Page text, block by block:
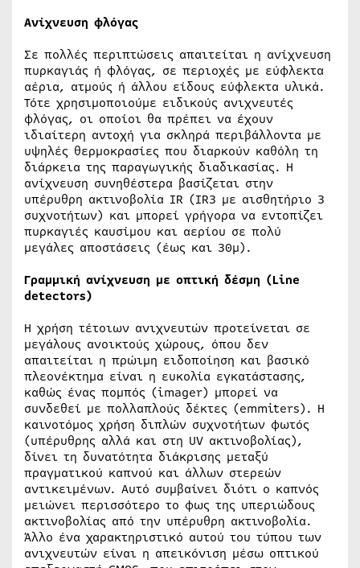
Ανίχνευση φλόγας
Σε πολλές περιπτώσεις απαιτείται η ανίχνευση
πυρκαγιάς ή φλόγας, σε περιοχές με εύφλεκτα
αέρια, ατμούς ή άλλου είδους εύφλεκτα υλικά.
Τότε χρησιμοποιούμε ειδικούς ανιχνευτές
φλόγας, οι οποίοι θα πρέπει να έχουν
ιδιαίτερη αντοχή για σκληρά περιβάλλοντα με
υψηλές θερμοκρασίες που διαρκούν καθόλη τη
διάρκεια της παραγωγικής διαδικασίας. Η
ανίχνευση συνηθέστερα βασίζεται στην
υπέρυθρη ακτινοβολία IR (IR3 με αισθητήριο 3
συχνοτήτων) και μπορεί γρήγορα να εντοπίζει
πυρκαγιές καυσίμου και αερίου σε πολύ
μεγάλες αποστάσεις (έως και 30μ).
Γραμμική ανίχνευση με οπτική δέσμη (Line
detectors)
Η χρήση τέτοιων ανιχνευτών προτείνεται σε
μεγάλους ανοικτούς χώρους, όπου δεν
απαιτείται η πρώιμη ειδοποίηση και βασικό
πλεονέκτημα είναι η ευκολία εγκατάστασης,
καθώς ένας πομπός (imager) μπορεί να
συνδεθεί με πολλαπλούς δέκτες (emmiters). Η
καινοτόμος χρήση διπλών συχνοτήτων φωτός
(υπέρυθρης αλλά και στη UV ακτινοβολίας),
δίνει τη δυνατότητα διάκρισης μεταξύ
πραγματικού καπνού και άλλων στερεών
αντικειμένων. Αυτό συμβαίνει διότι ο καπνός
μειώνει περισσότερο το φως της υπεριώδους
ακτινοβολίας από την υπέρυθρη ακτινοβολία.
Άλλο ένα χαρακτηριστικό αυτού του τύπου των
ανιχνευτών είναι η απεικόνιση μέσω οπτικού